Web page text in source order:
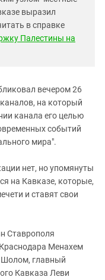
выразил
в справке
Палестины на
вечером 26
на который
канала его целью
событий
мира".
нет, но упомянуты
на Кавказе, которые,
и ставят свои
Ставрополя
Менахем
Шолом, главный
Кавказа Леви